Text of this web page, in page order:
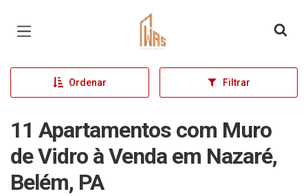
Página inicial
Ordenar Filtrar
11 Apartamentos com Muro
de Vidro à Venda em Nazaré,
Belém, PA